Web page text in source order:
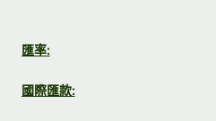
匯率:
國際匯款: